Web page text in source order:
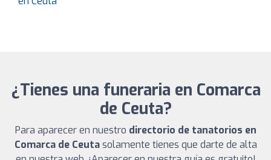
¿Tienes una funeraria en Comarca
de Ceuta?
Para aparecer en nuestro directorio de tanatorios en
Comarca de Ceutasolamente tienes que darte de alta